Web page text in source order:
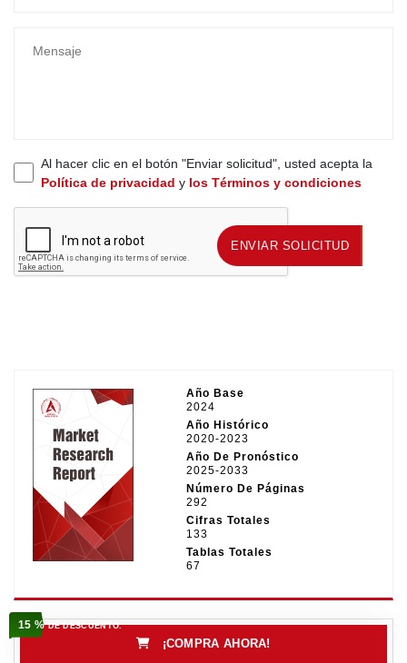
Al hacer clic en el botón "Enviar solicitud", usted acepta la
Política de privacidad y los Términos y condiciones
ENVIAR SOLICITUD ENVIAR SOLICITUD
Año Base
2024
Año Histórico
2020-2023
Año De Pronóstico
2025-2033
Número De Páginas
292
Cifras Totales
133
Tablas Totales
67
15 %DE DESCUENTO.
¡COMPRA AHORA!